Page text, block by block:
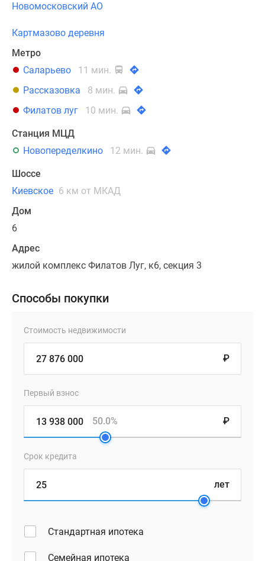
Новомосковский АО
Картмазово деревня
Метро
Саларьево
11 мин.
Рассказовка
8 мин.
Филатов луг
10 мин.
Станция МЦД
Новопеределкино
12 мин.
Шоссе
Киевское 6 км от МКАД
Дом
6
Адрес
жилой комплекс Филатов Луг, к6, секция 3
Способы покупки
Стоимость недвижимости
₽
Первый взнос
₽
50.0%
Срок кредита
лет
Стандартная ипотека
Семейная ипотека